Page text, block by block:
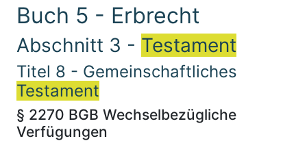
Buch 5 - Erbrecht
Abschnitt 3 - Testament
Titel 8 - Gemeinschaftliches
Testament
§ 2270 BGB Wechselbezügliche
Verfügungen